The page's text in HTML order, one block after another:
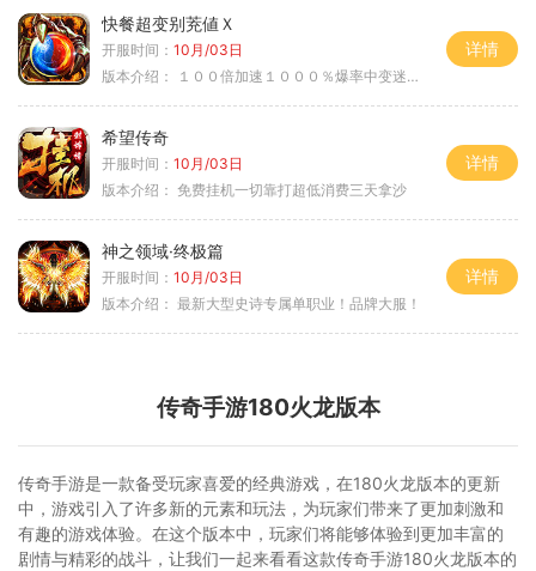
快餐超变别茺値Ｘ
开服时间： 10月/03日
版本介绍：
１００倍加速１０００％爆率中变迷失单职
详情
希望传奇
开服时间： 10月/03日
版本介绍： 免费挂机一切靠打超低消费三天拿沙
详情
神之领域·终极篇
开服时间： 10月/03日
版本介绍： 最新大型史诗专属单职业！品牌大服！
详情
传奇手游180火龙版本
传奇手游是一款备受玩家喜爱的经典游戏，在180火龙版本的更新
中，游戏引入了许多新的元素和玩法，为玩家们带来了更加刺激和
有趣的游戏体验。在这个版本中，玩家们将能够体验到更加丰富的
剧情与精彩的战斗，让我们一起来看看这款传奇手游180火龙版本的